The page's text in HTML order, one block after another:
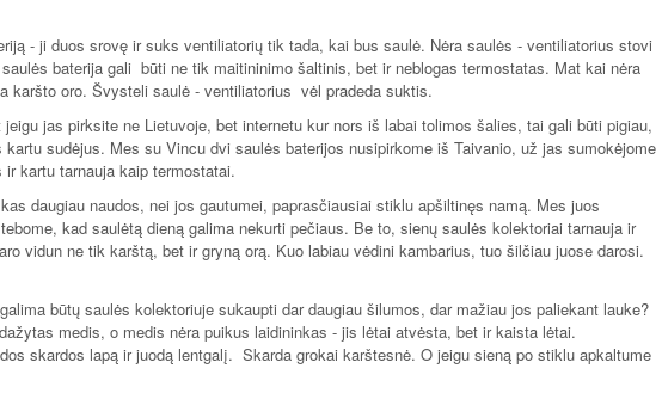
- ji duos srovę ir suks ventiliatorių tik tada, kai bus saulė. Nėra saulės - ventiliatorius stovi
baterija gali būti ne tik maitininimo šaltinis, bet ir neblogas termostatas. Mat kai nėra
karšto oro. Švysteli saulė - ventiliatorius vėl pradeda suktis.
jas pirksite ne Lietuvoje, bet internetu kur nors iš labai tolimos šalies, tai gali būti pigiau,
sudėjus. Mes su Vincu dvi saulės baterijos nusipirkome iš Taivanio, už jas sumokėjome
kartu tarnauja kaip termostatai.
daugiau naudos, nei jos gautumei, paprasčiausiai stiklu apšiltinęs namą. Mes juos
kad saulėtą dieną galima nekurti pečiaus. Be to, sienų saulės kolektoriai tarnauja ir
vidun ne tik karštą, bet ir gryną orą. Kuo labiau vėdini kambarius, tuo šilčiau juose darosi.
būtų saulės kolektoriuje sukaupti dar daugiau šilumos, dar mažiau jos paliekant lauke?
medis, o medis nėra puikus laidininkas - jis lėtai atvėsta, bet ir kaista lėtai.
skardos lapą ir juodą lentgalį. Skarda grokai karštesnė. O jeigu sieną po stiklu apkaltume